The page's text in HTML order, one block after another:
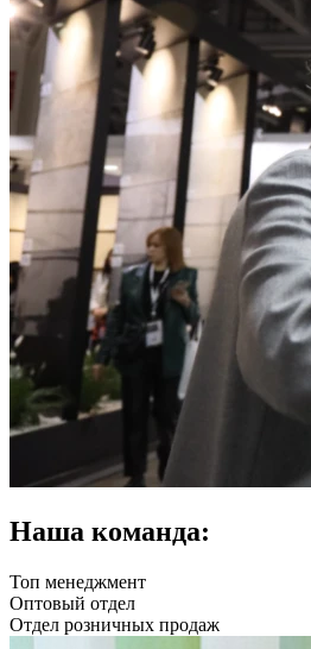
Наша команда:
Топ менеджмент
Оптовый отдел
Отдел розничных продаж